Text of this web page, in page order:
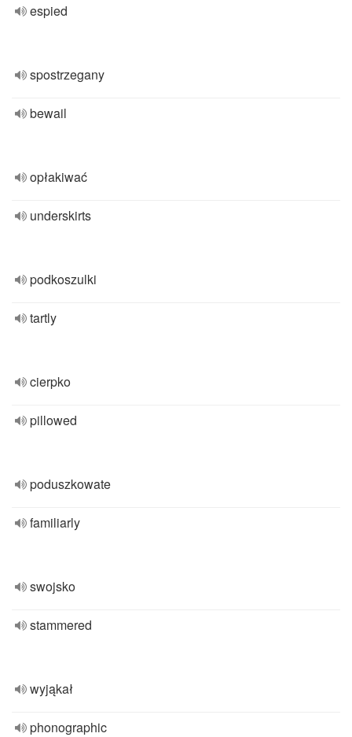
espied
spostrzegany
bewail
opłakiwać
underskirts
podkoszulki
tartly
cierpko
pillowed
poduszkowate
familiarly
swojsko
stammered
wyjąkał
phonographic